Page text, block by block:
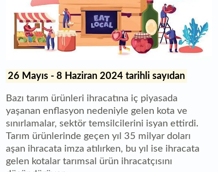
26 Mayıs - 8 Haziran 2024 tarihli sayıdan
Bazı tarım ürünleri ihracatına iç piyasada
yaşanan enflasyon nedeniyle gelen kota ve
sınırlamalar, sektör temsilcilerini isyan ettirdi.
Tarım ürünlerinde geçen yıl 35 milyar doları
aşan ihracata imza atılırken, bu yıl ise ihracata
gelen kotalar tarımsal ürün ihracatçısını